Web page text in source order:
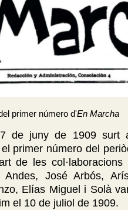
primer número d'En Marcha
de juny de 1909 surt
primer número del
de les
José Arbós,
Elías Miguel i Solà
el 10 de juliol de 1909.